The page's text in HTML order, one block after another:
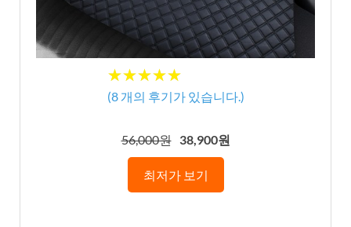
★★★★★
★★★★★
(8개의 후기가 있습니다.)
56,000원 38,900원
최저가 보기